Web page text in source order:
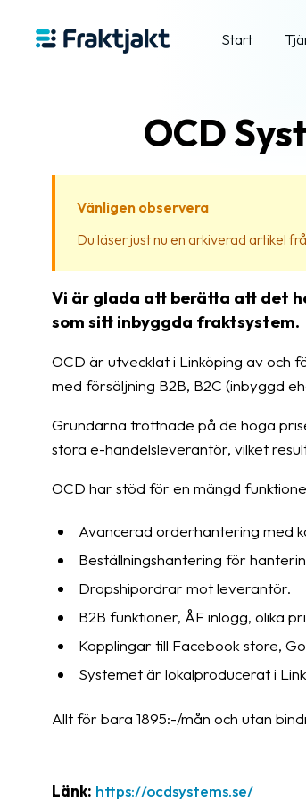
Start
OCD
Vänligen observera
Du läser just nu en arkiverad artikel
Vi är glada att berätta att det
som sitt inbyggda fraktsystem.
OCD är utvecklat i Linköping av och
med försäljning B2B, B2C (inbyggd
Grundarna tröttnade på de höga
stora e-handelsleverantör, vilket
OCD har stöd för en mängd
Avancerad orderhantering med
Beställningshantering för
Dropshipordrar mot leverantör.
B2B funktioner, ÅF inlogg, olika
Kopplingar till Facebook store,
Systemet är lokalproducerat i
Allt för bara 1895:-/mån och utan
Länk: https://ocdsystems.se/